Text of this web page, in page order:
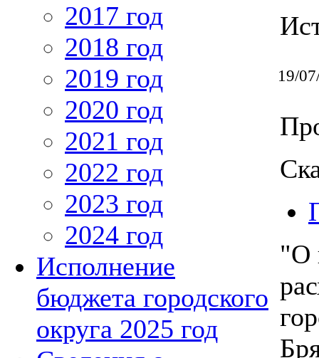
2017 год
2018 год
2019 год
2020 год
2021 год
2022 год
2023 год
2024 год
Исполнение
бюджета городского
округа 2025 год
19/
"О